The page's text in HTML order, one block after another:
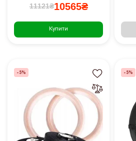
11121₴10565₴
Купити
-5% -5%